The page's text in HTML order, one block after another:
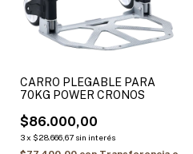
CARRO PLEGABLE PARA
70KG POWER CRONOS
$86.000,00
3x $28.666,67 sin interés